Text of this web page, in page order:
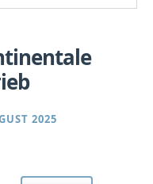
2025